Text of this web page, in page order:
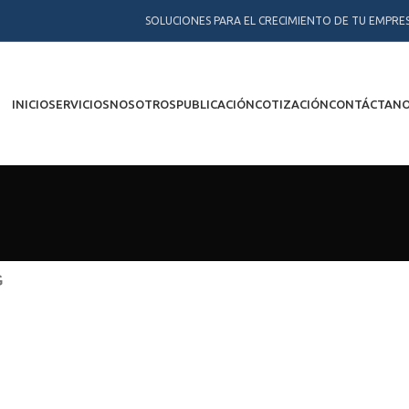
SOLUCIONES PARA EL CRECIMIENTO DE TU
INICIOSERVICIOSNOSOTROSPUBLICACIÓNCOTIZACIÓN